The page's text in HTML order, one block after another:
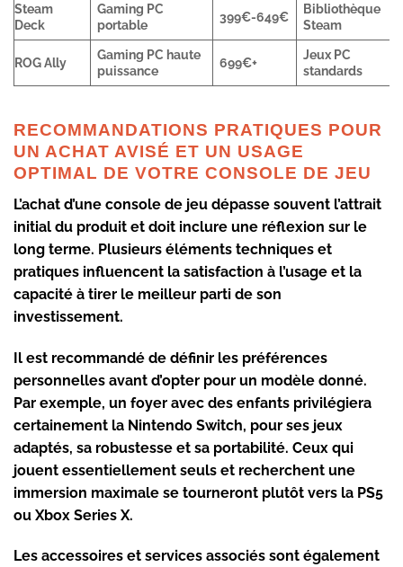
Steam
Deck
Gaming PC
portable
399€-649€
Bibliothèque
Steam
ROG Ally
Gaming PC haute
puissance
699€+
Jeux PC
standards
RECOMMANDATIONS PRATIQUES POUR
UN ACHAT AVISÉ ET UN USAGE
OPTIMAL DE VOTRE CONSOLE DE JEU
L’achat d’une console de jeu dépasse souvent l’attrait
initial du produit et doit inclure une réflexion sur le
long terme. Plusieurs éléments techniques et
pratiques influencent la satisfaction à l’usage et la
capacité à tirer le meilleur parti de son
investissement.
Il est recommandé de définir les préférences
personnelles avant d’opter pour un modèle donné.
Par exemple, un foyer avec des enfants privilégiera
certainement la Nintendo Switch, pour ses jeux
adaptés, sa robustesse et sa portabilité. Ceux qui
jouent essentiellement seuls et recherchent une
immersion maximale se tourneront plutôt vers la PS5
ou Xbox Series X.
Les accessoires et services associés sont également